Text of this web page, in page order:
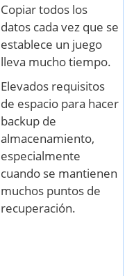
Copiar todos los
datos cada vez que se
establece un juego
lleva mucho tiempo.
Elevados requisitos
de espacio para hacer
backup de
almacenamiento,
especialmente
cuando se mantienen
muchos puntos de
recuperación.